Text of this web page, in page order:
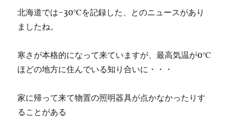
北海道では-30℃を記録した、とのニュースがあり
ましたね。
寒さが本格的になって来ていますが、最高気温が0℃
ほどの地方に住んでいる知り合いに・・・
家に帰って来て物置の照明器具が点かなかったりす
ることがある